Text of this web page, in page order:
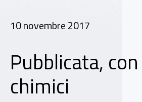
10 novembre 2017
Pubblicata,
chimici